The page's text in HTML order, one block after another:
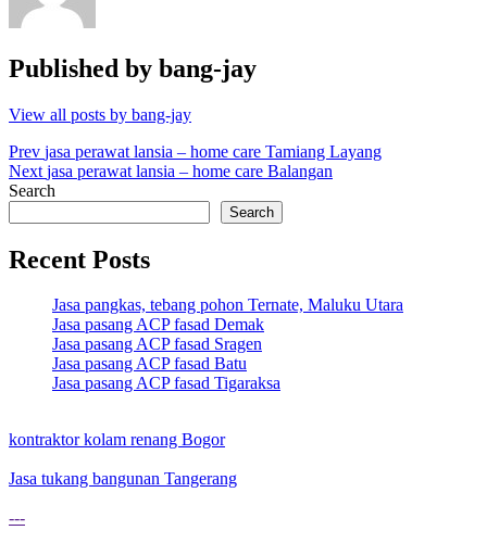
Published by bang-jay
View all posts by bang-jay
Post
navigation
Prev jasa perawat lansia – home care Tamiang Layang
Next jasa perawat lansia – home care Balangan
Search
Search
Recent Posts
Jasa pangkas, tebang pohon Ternate, Maluku Utara
Jasa pasang ACP fasad Demak
Jasa pasang ACP fasad Sragen
Jasa pasang ACP fasad Batu
Jasa pasang ACP fasad Tigaraksa
kontraktor kolam renang Bogor
Jasa tukang bangunan Tangerang
---